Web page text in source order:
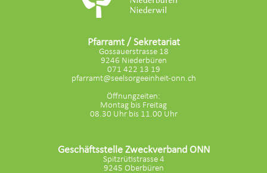
Pfarramt / Sekretariat
Gossauerstrasse 18
9246 Niederbüren
071 422 13 19
pfarramt@seelsorgeeinheit-onn.ch
Öffnungzeiten:
Montag bis Freitag
08.30 Uhr bis 11.00 Uhr
Geschäftsstelle Zweckverband ONN
Spitzrütistrasse 4
9245 Oberbüren